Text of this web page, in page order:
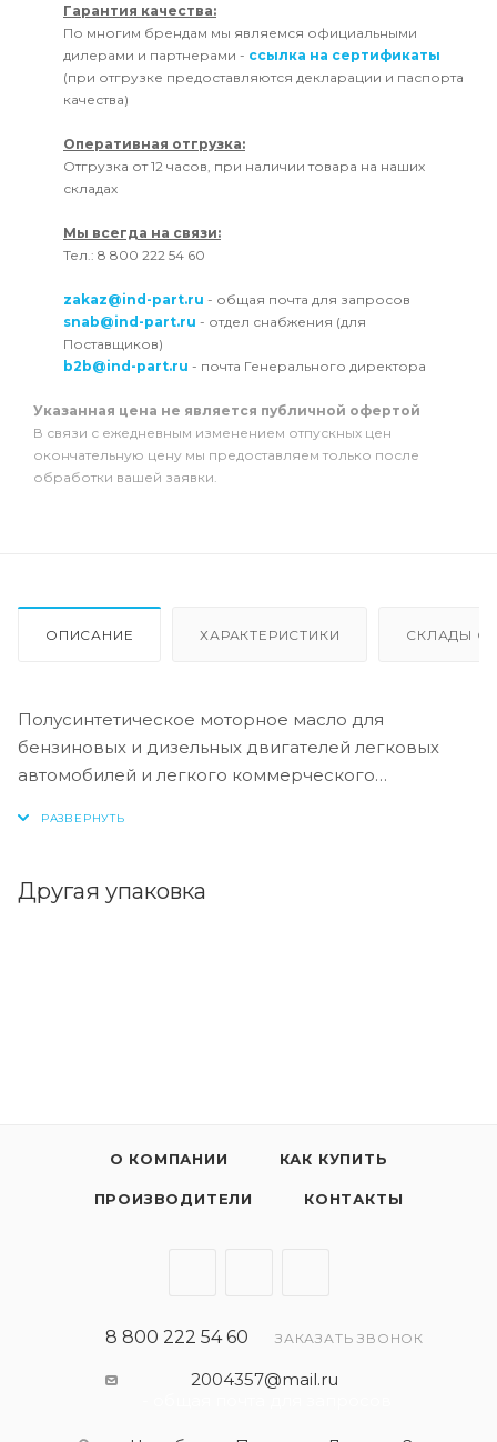
Гарантия качества:
По многим брендам мы являемся официальными
дилерами и партнерами - ссылка на сертификаты
(при отгрузке предоставляются декларации и паспорта
качества)
Оперативная отгрузка:
Отгрузка от 12 часов, при наличии товара на наших
складах
Мы всегда на связи:
Тел.: 8 800 222 54 60
zakaz@ind-part.ru - общая почта для запросов
snab@ind-part.ru - отдел снабжения (для
Поставщиков)
b2b@ind-part.ru - почта Генерального директора
Указанная цена не является публичной офертой
В связи с ежедневным изменением отпускных цен
окончательную цену мы предоставляем только после
обработки вашей заявки.
ОПИСАНИЕ ХАРАКТЕРИСТИКИ СКЛАДЫ
Полусинтетическое моторное масло для
бензиновых и дизельных двигателей легковых
автомобилей и легкого коммерческого
высокую защиту от износа, коррозии и окисления,
Другая упаковка
О КОМПАНИИ КАК КУПИТЬ
ПРОИЗВОДИТЕЛИ КОНТАКТЫ
8 800 222 54 60 ЗАКАЗАТЬ ЗВОНОК
2004357@mail.ru